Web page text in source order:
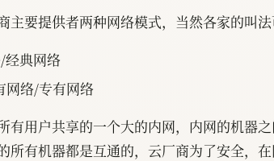
主要提供者两种网络模式，当然各家的叫法
经典网络
网络/专有网络
有用户共享的一个大的内网，内网的机器
所有机器都是互通的，云厂商为了安全，